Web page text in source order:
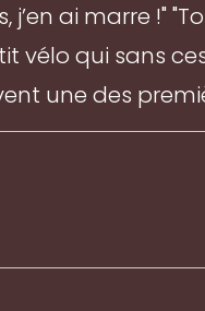
j’en ai marre !"
vélo qui sans
une des